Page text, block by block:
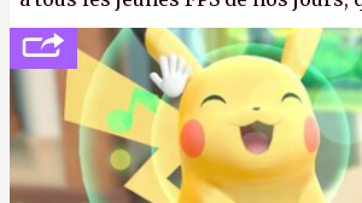
politesse et le respect envers
anciens. Il leur faudrait une bonne
consoles à ces petits cons !